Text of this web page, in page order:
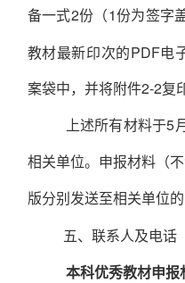
备一式2份（1份为签字
教材最新印次的PDF电
案袋中，并将附件2-2复
上述所有材料于5
相关单位。 申报材料（
版分别发送至相关单位
五、联系人及电话
本科优秀教材申